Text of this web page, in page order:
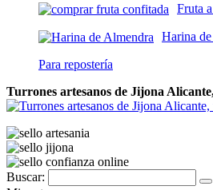
Fruta
Harina
Para repostería
Turrones artesanos de Jijona
Buscar: